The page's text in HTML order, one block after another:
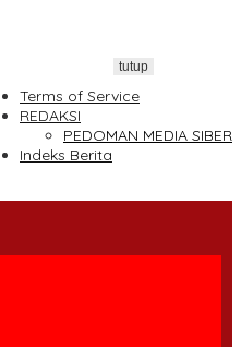
Terms of Service
REDAKSI
PEDOMAN MEDIA SIBER
Indeks Berita
tutup